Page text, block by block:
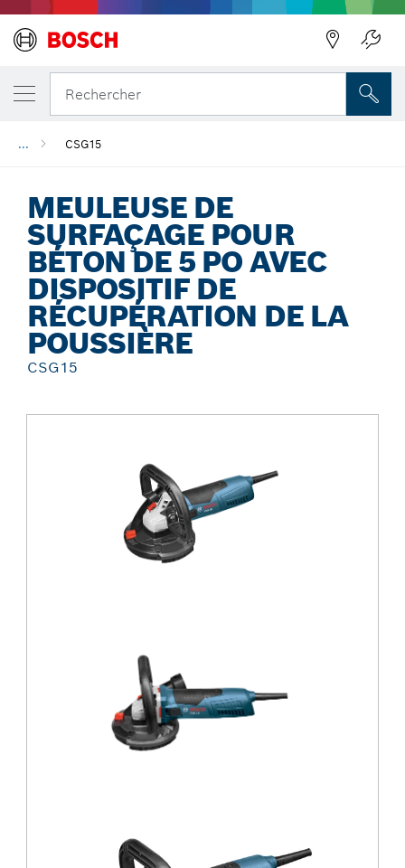
Rechercher
... CSG15
MEULEUSE DE
SURFAÇAGE POUR
BÉTON DE 5 PO AVEC
DISPOSITIF DE
RÉCUPÉRATION DE LA
POUSSIÈRE
CSG15